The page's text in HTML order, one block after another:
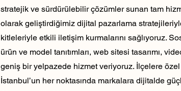
stratejik ve sürdürülebilir çözümler sunan tam
olarak geliştirdiğimiz dijital pazarlama
kitleleriyle etkili iletişim kurmalarını sağlıyoruz.
ürün ve model tanıtımları, web sitesi tasarımı,
geniş bir yelpazede hizmet veriyoruz. İlçelere
İstanbul’un her noktasında markalara dijitalde